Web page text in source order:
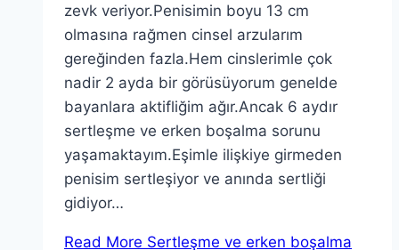
zevk veriyor.Penisimin boyu 13 cm
olmasına rağmen cinsel arzularım
gereğinden fazla.Hem cinslerimle çok
nadir 2 ayda bir görüsüyorum genelde
bayanlara aktifliğim ağır.Ancak 6 aydır
sertleşme ve erken boşalma sorunu
yaşamaktayım.Eşimle ilişkiye girmeden
penisim sertleşiyor ve anında sertliği
gidiyor…
Read More Sertleşme ve erken boşalma